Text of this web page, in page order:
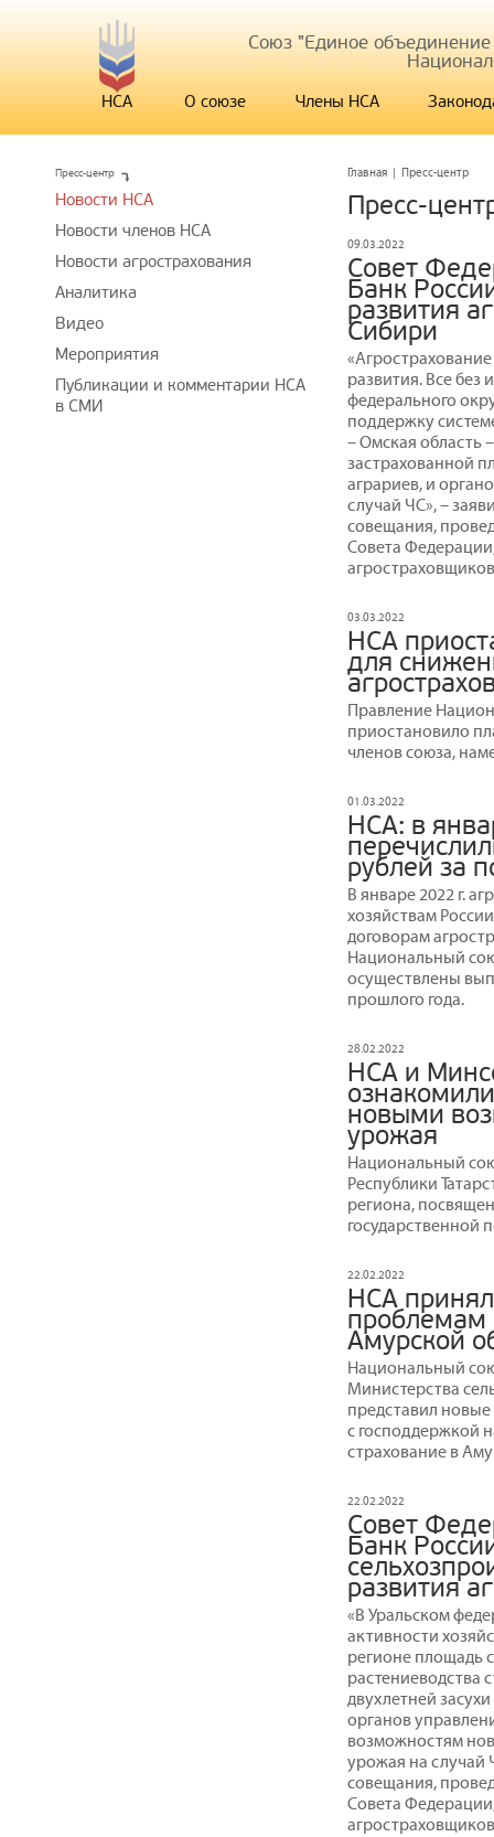
Союз "Единое
НСА О союзе Члены НСА
Главная | Пресс-центр
Пресс-
09.03.2022
Совет
Банк
развития
Сибири
развития. Все
федерального
поддержку
– Омская область
застрахованной
аграриев, и
случай ЧС», –
совещания,
Совета
03.03.2022
НСА
для
Правление
приостановило
членов союза,
01.03.2022
НСА: в
рублей за
В январе 2022 г.
хозяйствам
договорам
Национальный
осуществлены
прошлого года.
28.02.2022
НСА и
новыми
урожая
Национальный
Республики
региона,
государственной
22.02.2022
НСА
проблемам
Амурской
Национальный
Министерства
представил
с господдержкой
страхование в
22.02.2022
Совет
Банк
развития
«В Уральском
активности
регионе площадь
растениеводства
двухлетней
органов
возможностям
урожая на случай
совещания,
Совета
Пресс-центр
Новости НСА
Новости членов НСА
Новости агрострахования
Аналитика
Видео
Мероприятия
Публикации и комментарии НСА
в СМИ